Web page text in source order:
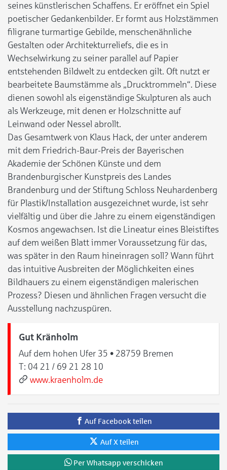
seines künstlerischen Schaffens. Er eröffnet ein Spiel
poetischer Gedankenbilder. Er formt aus Holzstämmen
filigrane turmartige Gebilde, menschenähnliche
Gestalten oder Architekturreliefs, die es in
Wechselwirkung zu seiner parallel auf Papier
entstehenden Bildwelt zu entdecken gilt. Oft nutzt er
bearbeitete Baumstämme als „Drucktrommeln“. Diese
dienen sowohl als eigenständige Skulpturen als auch
als Werkzeuge, mit denen er Holzschnitte auf
Leinwand oder Nessel abrollt.
Das Gesamtwerk von Klaus Hack, der unter anderem
mit dem Friedrich-Baur-Preis der Bayerischen
Akademie der Schönen Künste und dem
Brandenburgischer Kunstpreis des Landes
Brandenburg und der Stiftung Schloss Neuhardenberg
für Plastik/Installation ausgezeichnet wurde, ist sehr
vielfältig und über die Jahre zu einem eigenständigen
Kosmos angewachsen. Ist die Lineatur eines Bleistiftes
auf dem weißen Blatt immer Voraussetzung für das,
was später in den Raum hineinragen soll? Wann führt
das intuitive Ausbreiten der Möglichkeiten eines
Bildhauers zu einem eigenständigen malerischen
Prozess? Diesen und ähnlichen Fragen versucht die
Ausstellung nachzuspüren.
Gut Kränholm
Auf dem hohen Ufer 35 • 28759 Bremen
T: 04 21 / 69 21 28 10
www.kraenholm.de
Auf Facebook teilen
Auf X teilen
Per Whatsapp verschicken